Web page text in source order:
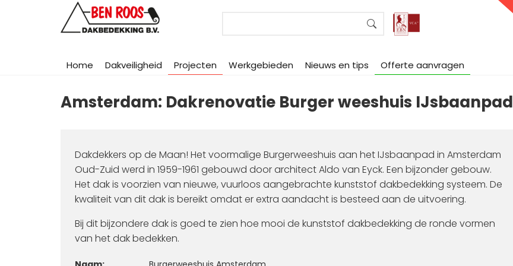
Search
Home Dakveiligheid Projecten Werkgebieden Nieuws en tips Offerte aanvragen
Amsterdam: Dakrenovatie Burger weeshuis IJsbaanpad
Dakdekkers op de Maan! Het voormalige Burgerweeshuis aan het IJsbaanpad in Amsterdam
Oud-Zuid werd in 1959-1961 gebouwd door architect Aldo van Eyck. Een bijzonder gebouw.
Het dak is voorzien van nieuwe, vuurloos aangebrachte kunststof dakbedekking systeem. De
kwaliteit van dit dak is bereikt omdat er extra aandacht is besteed aan de uitvoering.
Bij dit bijzondere dak is goed te zien hoe mooi de kunststof dakbedekking de ronde vormen
van het dak bedekken.